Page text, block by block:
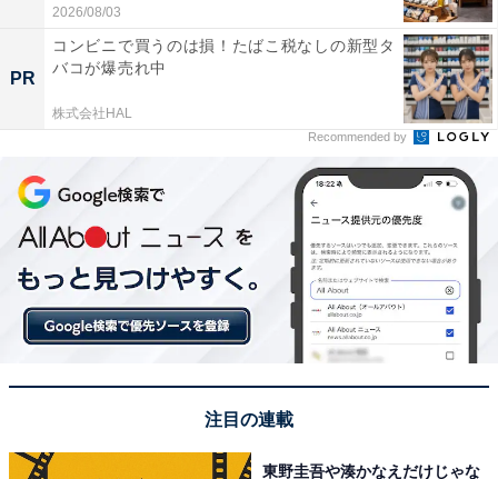
2026/08/03
PR
コンビニで買うのは損！たばこ税なしの新型タ
バコが爆売れ中
株式会社HAL
Recommended by
注目の連載
東野圭吾や湊かなえだけじゃな